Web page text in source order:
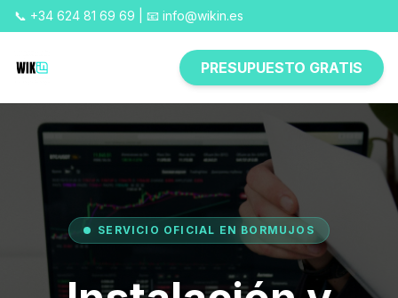
📞 +34 624 81 69 69 | 📧 info@wikin.es
PRESUPUESTO GRATIS
SERVICIO OFICIAL EN BORMUJOS